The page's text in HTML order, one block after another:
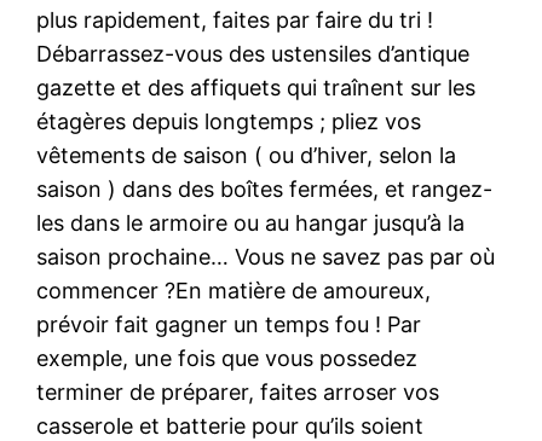
plus rapidement, faites par faire du tri !
Débarrassez-vous des ustensiles d’antique
gazette et des affiquets qui traînent sur les
étagères depuis longtemps ; pliez vos
vêtements de saison ( ou d’hiver, selon la
saison ) dans des boîtes fermées, et rangez-
les dans le armoire ou au hangar jusqu’à la
saison prochaine… Vous ne savez pas par où
commencer ?En matière de amoureux,
prévoir fait gagner un temps fou ! Par
exemple, une fois que vous possedez
terminer de préparer, faites arroser vos
casserole et batterie pour qu’ils soient